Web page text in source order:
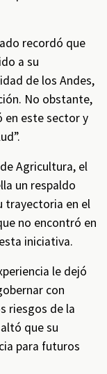
recordó que
a su
de los Andes,
No obstante,
en este sector y
Agricultura, el
un respaldo
trayectoria en el
no encontró en
iniciativa.
le dejó
con
riesgos de la
que su
para futuros